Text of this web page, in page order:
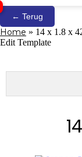
← Terug
Home » 14 x 1.8 x
Edit Template